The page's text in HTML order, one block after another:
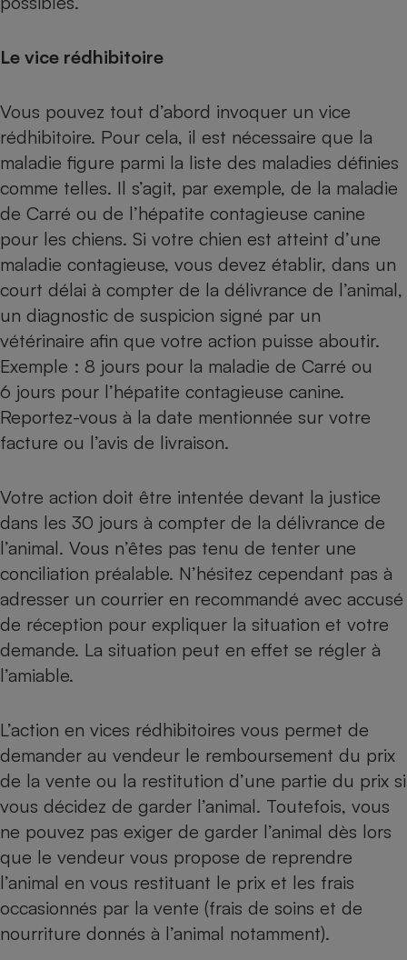
Le vice rédhibitoire
Vous pouvez tout d’abord invoquer un vice
rédhibitoire. Pour cela, il est nécessaire que la
maladie figure parmi la liste des maladies définies
comme telles. Il s’agit, par exemple, de la maladie
de Carré ou de l’hépatite contagieuse canine
pour les chiens. Si votre chien est atteint d’une
maladie contagieuse, vous devez établir, dans un
court délai à compter de la délivrance de l’animal,
un diagnostic de suspicion signé par un
vétérinaire afin que votre action puisse aboutir.
Exemple : 8 jours pour la maladie de Carré ou
6 jours pour l’hépatite contagieuse canine.
Reportez-vous à la date mentionnée sur votre
facture ou l’avis de livraison.
Votre action doit être intentée devant la justice
dans les 30 jours à compter de la délivrance de
l’animal. Vous n’êtes pas tenu de tenter une
conciliation préalable. N’hésitez cependant pas à
adresser un courrier en recommandé avec accusé
de réception pour expliquer la situation et votre
demande. La situation peut en effet se régler à
l’amiable.
L’action en vices rédhibitoires vous permet de
demander au vendeur le remboursement du prix
de la vente ou la restitution d’une partie du prix si
vous décidez de garder l’animal. Toutefois, vous
ne pouvez pas exiger de garder l’animal dès lors
que le vendeur vous propose de reprendre
l’animal en vous restituant le prix et les frais
occasionnés par la vente (frais de soins et de
nourriture donnés à l’animal notamment).